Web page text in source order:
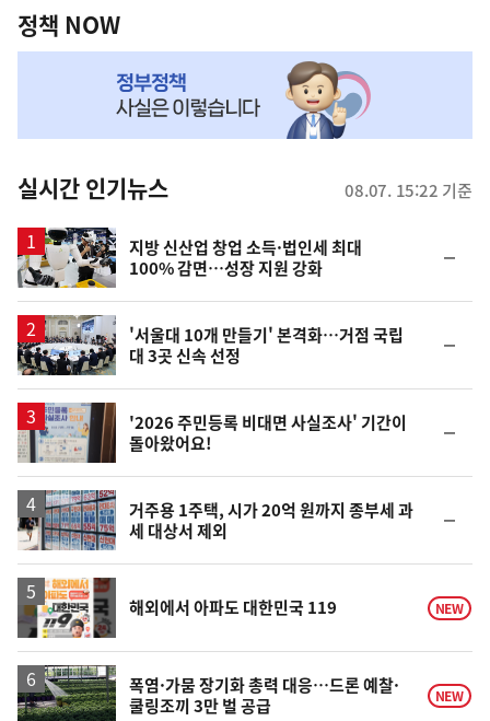
책
NOW,
뉴
스
정책 NOW
실시간 인기뉴스 08.07. 15:22 기준
지방 신산업 창업 소득·법인세 최대
100% 감면…성장 지원 강화
일
'서울대 10개 만들기' 본격화…거점 국립
대 3곳 신속 선정
일
'2026 주민등록 비대면 사실조사' 기간이
돌아왔어요!
일
거주용 1주택, 시가 20억 원까지 종부세 과
세 대상서 제외
일
해외에서 아파도 대한민국 119 NEW
폭염·가뭄 장기화 총력 대응…드론 예찰·
쿨링조끼 3만 벌 공급
NEW